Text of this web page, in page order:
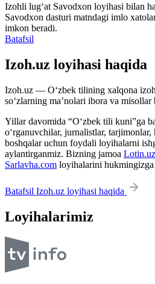
Izohli lugʻat Savodxon loyihasi bilan
Savodxon dasturi matndagi imlo
imkon beradi.
Batafsil
Izoh.uz loyihasi haqida
Izoh.uz — O‘zbek tilining xalqona
so‘zlarning ma’nolari ibora va
Yillar davomida “O‘zbek tili kuni”ga
o‘rganuvchilar, jurnalistlar,
boshqalar uchun foydali loyihalarni
aylantirganmiz. Bizning jamoa Lotin.uz
Sarlavha.com loyihalarini
Batafsil Izoh.uz loyihasi haqida
Loyihalarimiz